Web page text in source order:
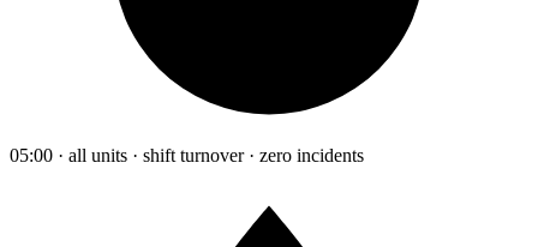
05:00 · all units · shift turnover · zero incidents